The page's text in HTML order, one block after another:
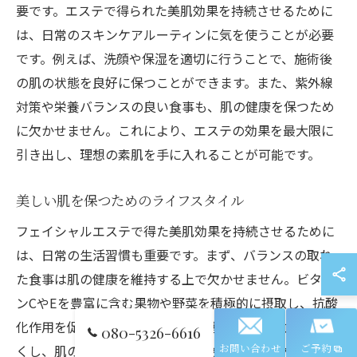
要です。エステで得られた美肌効果を持続させるために
は、日常のスキンケアルーティンに気を使うことが必要
です。例えば、洗顔や保湿を適切に行うことで、施術後
の肌の状態を良好に保つことができます。また、紫外線
対策や栄養バランスの良い食事も、肌の健康を保つため
に欠かせません。これにより、エステの効果を最大限に
引き出し、理想の素肌を手に入れることが可能です。
美しい肌を保つためのライフスタイル
フェイシャルエステで得た美肌効果を持続させるために
は、日常の生活習慣も重要です。まず、バランスの取れ
た食事は肌の健康を維持する上で欠かせません。ビタミ
ンCやEを豊富に含む果物や野菜を積極的に摂取し、抗酸
化作用を促進しましょう。また、適度な運動は血行を良
くし、肌の新陳代謝を高めます。さらに、十分な睡眠も
080-5326-6616
お問い合わせ ご予約